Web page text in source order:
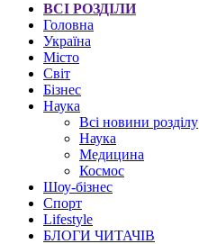
ВСІ РОЗДІЛИ
Головна
Україна
Місто
Світ
Бізнес
Наука
Всі новини розділу
Наука
Медицина
Космос
Шоу-бізнес
Спорт
Lifestyle
БЛОГИ ЧИТАЧІВ